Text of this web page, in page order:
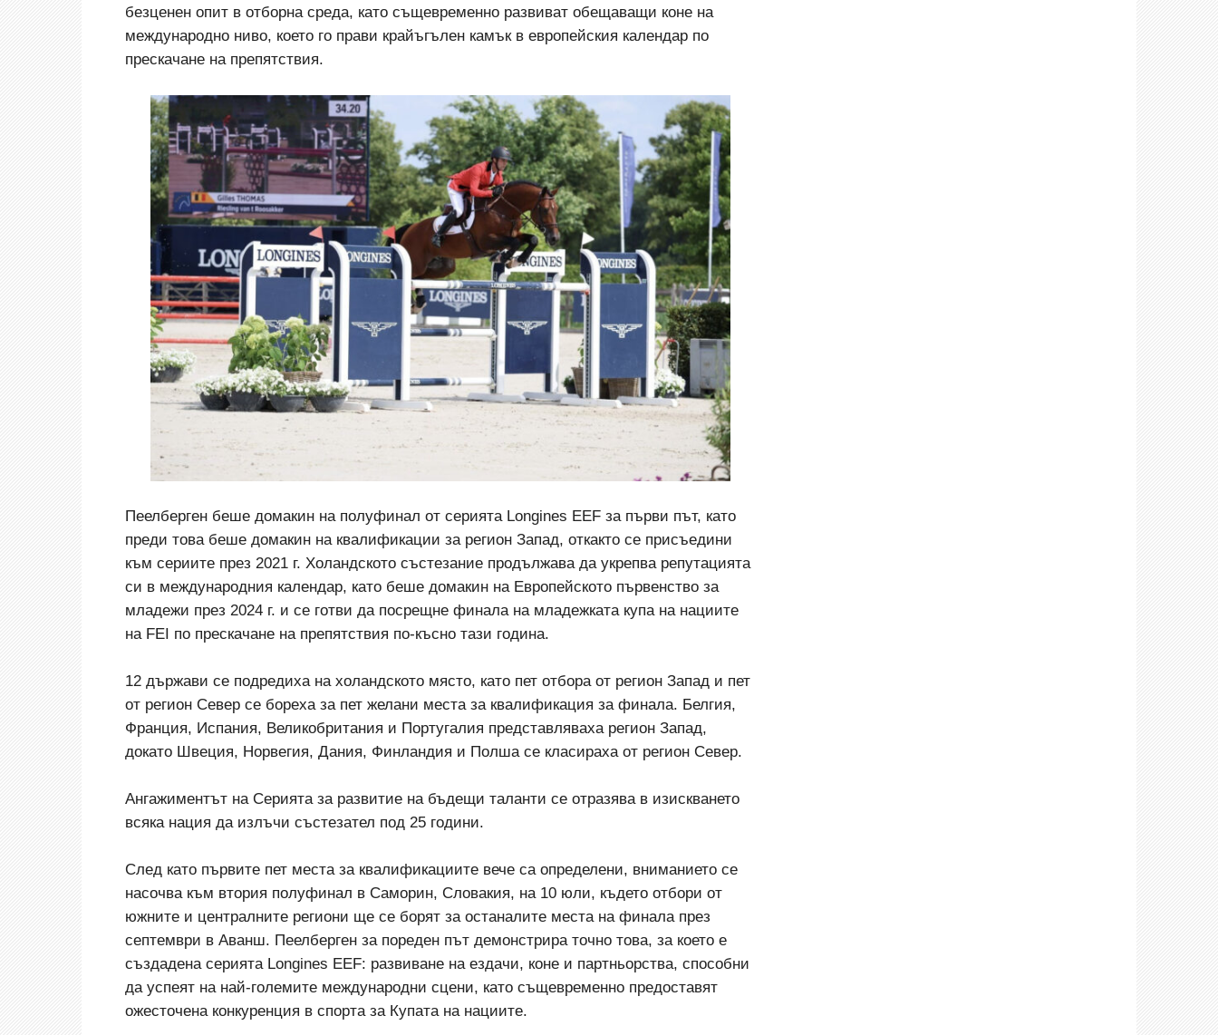
безценен опит в отборна среда, като същевременно развиват обещаващи коне на
международно ниво, което го прави крайъгълен камък в европейския календар по
прескачане на препятствия.
Пеелберген беше домакин на полуфинал от серията Longines EEF за първи път, като
преди това беше домакин на квалификации за регион Запад, откакто се присъедини
към сериите през 2021 г. Холандското състезание продължава да укрепва репутацията
си в международния календар, като беше домакин на Европейското първенство за
младежи през 2024 г. и се готви да посрещне финала на младежката купа на нациите
на FEI по прескачане на препятствия по-късно тази година.
12 държави се подредиха на холандското място, като пет отбора от регион Запад и пет
от регион Север се бореха за пет желани места за квалификация за финала. Белгия,
Франция, Испания, Великобритания и Португалия представляваха регион Запад,
докато Швеция, Норвегия, Дания, Финландия и Полша се класираха от регион Север.
Ангажиментът на Серията за развитие на бъдещи таланти се отразява в изискването
всяка нация да излъчи състезател под 25 години.
След като първите пет места за квалификациите вече са определени, вниманието се
насочва към втория полуфинал в Саморин, Словакия, на 10 юли, където отбори от
южните и централните региони ще се борят за останалите места на финала през
септември в Аванш. Пеелберген за пореден път демонстрира точно това, за което е
създадена серията Longines EEF: развиване на ездачи, коне и партньорства, способни
да успеят на най-големите международни сцени, като същевременно предоставят
ожесточена конкуренция в спорта за Купата на нациите.